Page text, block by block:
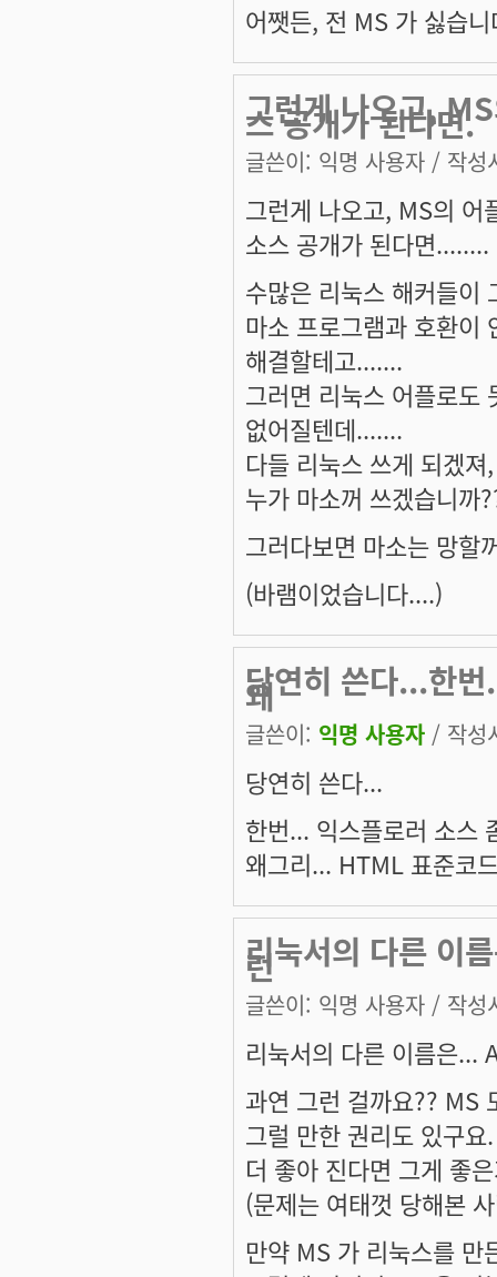
어쨋든, 전 MS 가 싫습
그런게 나오고,
스 공개가 된다면.
글쓴이: 익명 사용자 / 작성
그런게 나오고, MS의 어
소스 공개가 된다면........
수많은 리눅스 해커들이
마소 프로그램과 호환이
해결할테고.......
그러면 리눅스 어플로도
없어질텐데.......
다들 리눅스 쓰게 되겠
누가 마소꺼 쓰겠습니까
그러다보면 마소는 망할
(바램이었습니다....)
당연히 쓴다...한
왜
글쓴이: 익명 사용자 / 작성
당연히 쓴다...
한번... 익스플로러 소스
왜그리... HTML 표준코
리눅서의 다른 이
런
글쓴이: 익명 사용자 / 작성
리눅서의 다른 이름은...
과연 그런 걸까요?? MS
그럴 만한 권리도 있구
더 좋아 진다면 그게 좋
(문제는 여태껏 당해본
만약 MS 가 리눅스를